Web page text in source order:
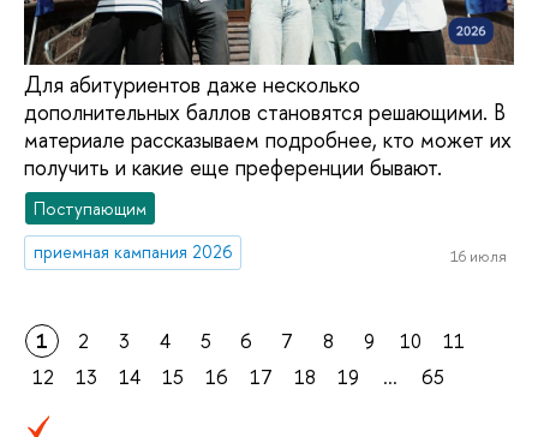
Для абитуриентов даже несколько
дополнительных баллов становятся решающими. В
материале рассказываем подробнее, кто может их
получить и какие еще преференции бывают.
Поступающим
приемная кампания 2026
16 июля
1 2 3 4 5 6 7 8 9 10
11
12
13 14 15 16 17 18 19 ... 65